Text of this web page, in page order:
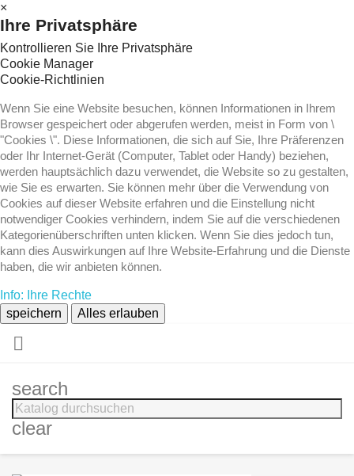
×
Ihre Privatsphäre
Kontrollieren Sie Ihre Privatsphäre
Cookie Manager
Cookie-Richtlinien
Wenn Sie eine Website besuchen, können Informationen in Ihrem
Browser gespeichert oder abgerufen werden, meist in Form von \
"Cookies \". Diese Informationen, die sich auf Sie, Ihre Präferenzen
oder Ihr Internet-Gerät (Computer, Tablet oder Handy) beziehen,
werden hauptsächlich dazu verwendet, die Website so zu gestalten,
wie Sie es erwarten. Sie können mehr über die Verwendung von
Cookies auf dieser Website erfahren und die Einstellung nicht
notwendiger Cookies verhindern, indem Sie auf die verschiedenen
Kategorienüberschriften unten klicken. Wenn Sie dies jedoch tun,
kann dies Auswirkungen auf Ihre Website-Erfahrung und die Dienste
haben, die wir anbieten können.
Info: Ihre Rechte
speichern
Alles erlauben

search
clear